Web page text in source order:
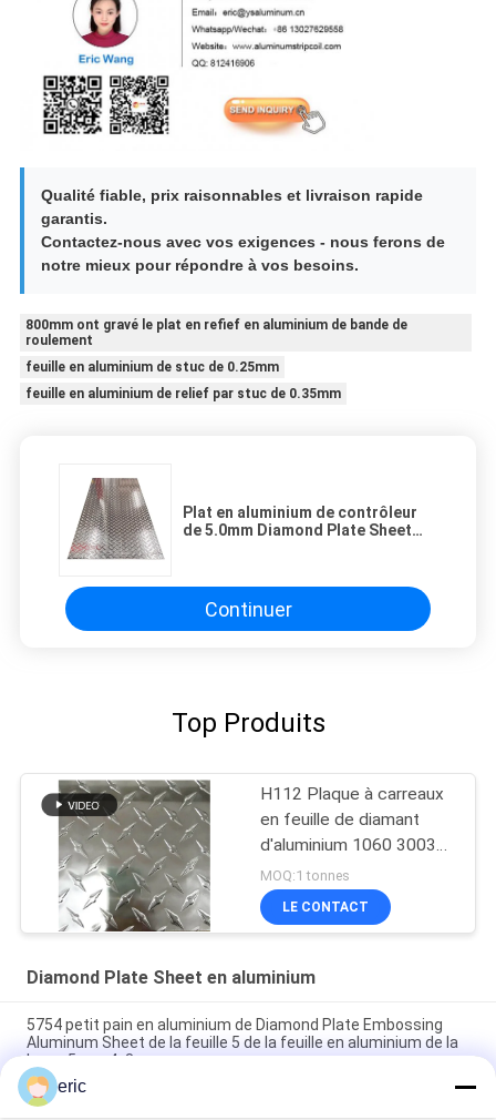
Qualité fiable, prix raisonnables et livraison rapide
garantis.
Contactez-nous avec vos exigences - nous ferons de
notre mieux pour répondre à vos besoins.
800mm ont gravé le plat en refief en aluminium de bande de
roulement
feuille en aluminium de stuc de 0.25mm
feuille en aluminium de relief par stuc de 0.35mm
Plat en aluminium de contrôleur
de 5.0mm Diamond Plate Sheet
Continuer
Top Produits
H112 Plaque à carreaux
en feuille de diamant
d'aluminium 1060 3003
5754
MOQ:1 tonnes
LE CONTACT
Diamond Plate Sheet en aluminium
5754 petit pain en aluminium de Diamond Plate Embossing
Aluminum Sheet de la feuille 5 de la feuille en aluminium de la
barre 5mm 4x8
Plaque de diamant en aluminium 5052 Plaque en aluminium en
eric